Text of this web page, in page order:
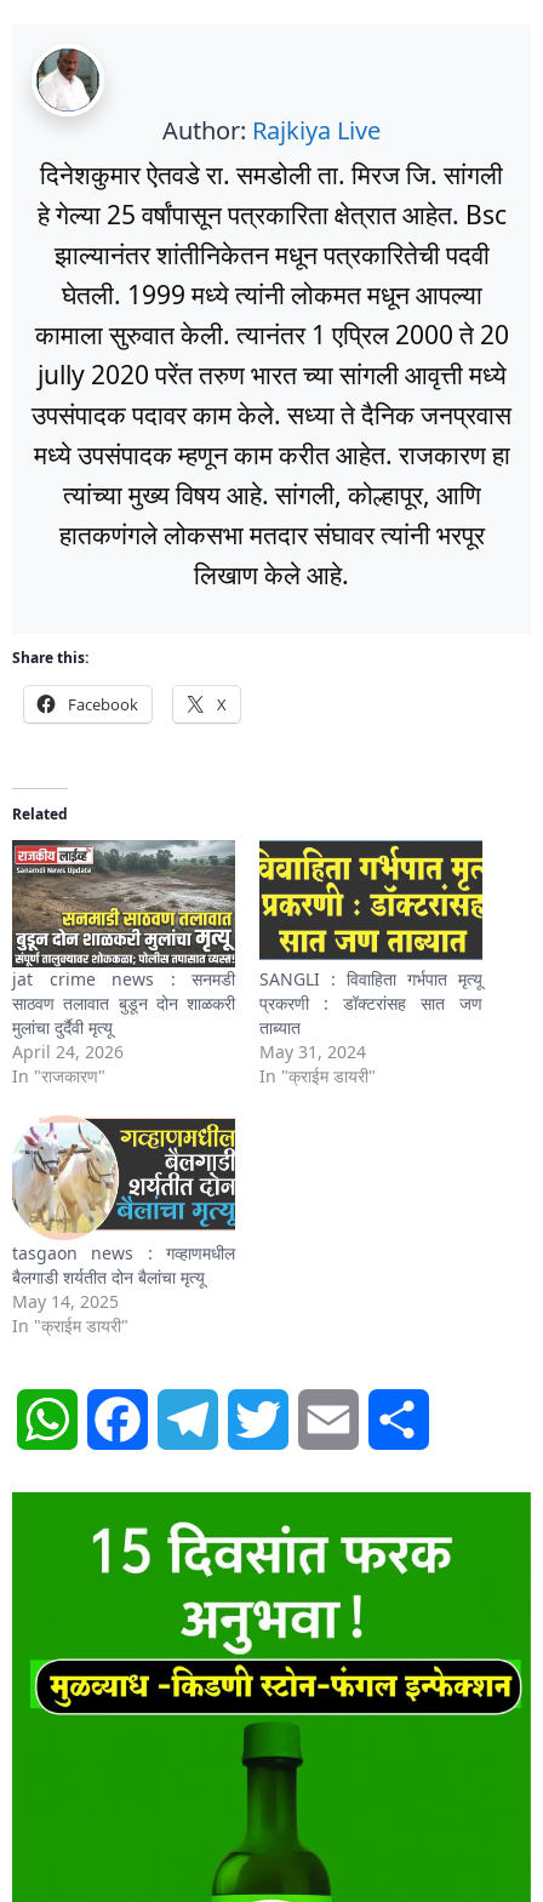
Author: Rajkiya Live
दिनेशकुमार ऐतवडे रा. समडोली ता. मिरज जि. सांगली
हे गेल्या 25 वर्षांपासून पत्रकारिता क्षेत्रात आहेत. Bsc
झाल्यानंतर शांतीनिकेतन मधून पत्रकारितेची पदवी
घेतली. 1999 मध्ये त्यांनी लोकमत मधून आपल्या
कामाला सुरुवात केली. त्यानंतर 1 एप्रिल 2000 ते 20
jully 2020 परेंत तरुण भारत च्या सांगली आवृत्ती मध्ये
उपसंपादक पदावर काम केले. सध्या ते दैनिक जनप्रवास
मध्ये उपसंपादक म्हणून काम करीत आहेत. राजकारण हा
त्यांच्या मुख्य विषय आहे. सांगली, कोल्हापूर, आणि
हातकणंगले लोकसभा मतदार संघावर त्यांनी भरपूर
लिखाण केले आहे.
Share this:
Facebook X
Related
jat crime news : सनमडी
साठवण तलावात बुडून दोन शाळकरी
मुलांचा दुर्दैवी मृत्यू
April 24, 2026
In "राजकारण"
SANGLI : विवाहिता गर्भपात मृत्यू
प्रकरणी : डॉक्टरांसह सात जण
ताब्यात
May 31, 2024
In "क्राईम डायरी"
tasgaon news : गव्हाणमधील
बैलगाडी शर्यतीत दोन बैलांचा मृत्यू
May 14, 2025
In "क्राईम डायरी"
WhatsAppFacebook Telegram Twitter Email